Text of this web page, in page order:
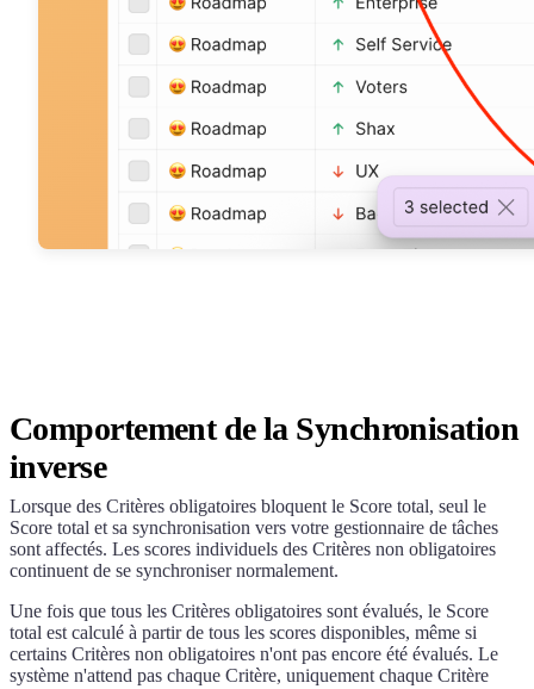
Comportement de la Synchronisation
inverse
Lorsque des Critères obligatoires bloquent le Score total, seul le
Score total et sa synchronisation vers votre gestionnaire de tâches
sont affectés. Les scores individuels des Critères non obligatoires
continuent de se synchroniser normalement.
Une fois que tous les Critères obligatoires sont évalués, le Score
total est calculé à partir de tous les scores disponibles, même si
certains Critères non obligatoires n'ont pas encore été évalués. Le
système n'attend pas chaque Critère, uniquement chaque Critère